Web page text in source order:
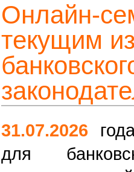
Онлайн-
текущим
31.07.2026
для